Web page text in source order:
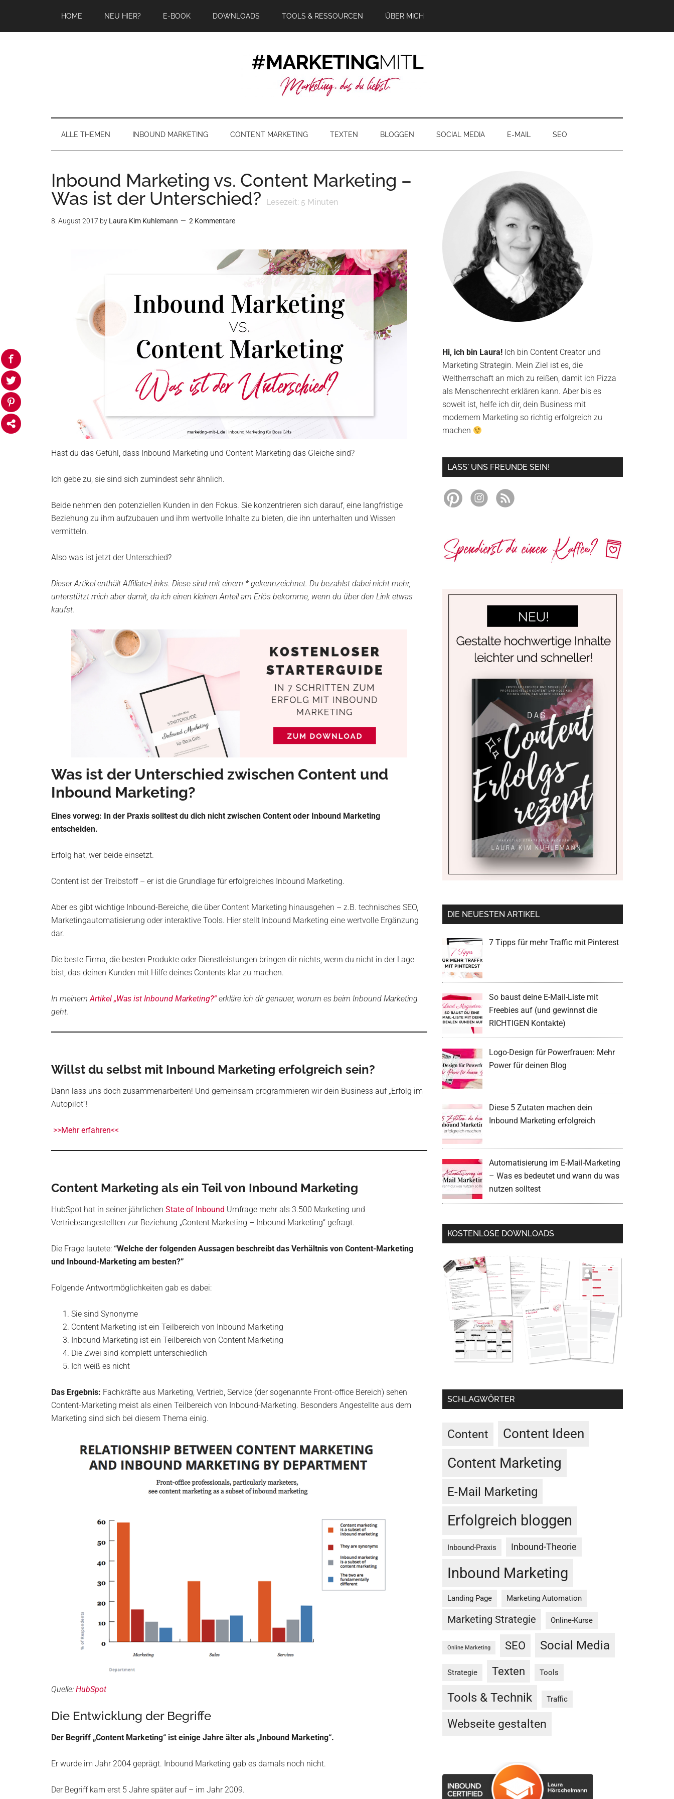
springen
secondary
springen
springen
HOME NEU HIER? E-BOOK DOWNLOADS TOOLS & RESSOURCEN ÜBER MICH
ALLE THEMEN INBOUND MARKETING CONTENT MARKETING TEXTEN BLOGGEN SOCIAL MEDIA E-MAIL SEO
Inbound Marketing vs. Content Marketing –
Was ist der Unterschied?
Lesezeit: 5 Minuten
8. August 2017 by Laura Kim Kuhlemann 2 Kommentare
Hast du das Gefühl, dass Inbound Marketing und Content Marketing das Gleiche sind?
Ich gebe zu, sie sind sich zumindest sehr ähnlich.
Beide nehmen den potenziellen Kunden in den Fokus. Sie konzentrieren sich darauf, eine langfristige
Beziehung zu ihm aufzubauen und ihm wertvolle Inhalte zu bieten, die ihn unterhalten und Wissen
vermitteln.
Also was ist jetzt der Unterschied?
Dieser Artikel enthält Affiliate-Links. Diese sind mit einem * gekennzeichnet. Du bezahlst dabei nicht mehr,
unterstützt mich aber damit, da ich einen kleinen Anteil am Erlös bekomme, wenn du über den Link etwas
kaufst.
Was ist der Unterschied zwischen Content und
Inbound Marketing?
Eines vorweg: In der Praxis solltest du dich nicht zwischen Content oder Inbound Marketing
entscheiden.
Erfolg hat, wer beide einsetzt.
Content ist der Treibstoff – er ist die Grundlage für erfolgreiches Inbound Marketing.
Aber es gibt wichtige Inbound-Bereiche, die über Content Marketing hinausgehen – z.B. technisches SEO,
Marketingautomatisierung oder interaktive Tools. Hier stellt Inbound Marketing eine wertvolle Ergänzung
dar.
Die beste Firma, die besten Produkte oder Dienstleistungen bringen dir nichts, wenn du nicht in der Lage
bist, das deinen Kunden mit Hilfe deines Contents klar zu machen.
In meinem Artikel „Was ist Inbound Marketing?“erkläre ich dir genauer, worum es beim Inbound Marketing
geht.
Willst du selbst mit Inbound Marketing erfolgreich sein?
Dann lass uns doch zusammenarbeiten! Und gemeinsam programmieren wir dein Business auf „Erfolg im
Autopilot“!
>>Mehr erfahren<<
Content Marketing als ein Teil von Inbound Marketing
HubSpot hat in seiner jährlichen State of Inbound Umfrage mehr als 3.500 Marketing und
Vertriebsangestellten zur Beziehung „Content Marketing – Inbound Marketing“ gefragt.
Die Frage lautete: “Welche der folgenden Aussagen beschreibt das Verhältnis von Content-Marketing
und Inbound-Marketing am besten?”
Folgende Antwortmöglichkeiten gab es dabei:
Sie sind Synonyme
Content Marketing ist ein Teilbereich von Inbound Marketing
Inbound Marketing ist ein Teilbereich von Content Marketing
Die Zwei sind komplett unterschiedlich
Ich weiß es nicht
Das Ergebnis: Fachkräfte aus Marketing, Vertrieb, Service (der sogenannte Front-office Bereich) sehen
Content-Marketing meist als einen Teilbereich von Inbound-Marketing. Besonders Angestellte aus dem
Marketing sind sich bei diesem Thema einig.
Quelle: HubSpot
Die Entwicklung der Begriffe
Der Begriff „Content Marketing“ ist einige Jahre älter als „Inbound Marketing“.
Er wurde im Jahr 2004 geprägt. Inbound Marketing gab es damals noch nicht.
Der Begriff kam erst 5 Jahre später auf – im Jahr 2009.
Hi, ich bin Laura! Ich bin Content Creator und
Marketing Strategin. Mein Ziel ist es, die
Weltherrschaft an mich zu reißen, damit ich Pizza
als Menschenrecht erklären kann. Aber bis es
soweit ist, helfe ich dir, dein Business mit
modernem Marketing so richtig erfolgreich zu
machen
LASS' UNS FREUNDE SEIN!
DIE NEUESTEN ARTIKEL
7 Tipps für mehr Traffic mit Pinterest
So baust deine E-Mail-Liste mit
Freebies auf (und gewinnst die
RICHTIGEN Kontakte)
Logo-Design für Powerfrauen: Mehr
Power für deinen Blog
Diese 5 Zutaten machen dein
Inbound Marketing erfolgreich
Automatisierung im E-Mail-Marketing
– Was es bedeutet und wann du was
nutzen solltest
KOSTENLOSE DOWNLOADS
SCHLAGWÖRTER
Content Content Ideen
Content Marketing
E-Mail Marketing
Erfolgreich bloggen
Inbound-Praxis Inbound-Theorie
Inbound Marketing
Landing Page Marketing Automation
Marketing Strategie Online-Kurse
Online Marketing SEO Social Media
Strategie Texten Tools
Tools & Technik Traffic
Webseite gestalten